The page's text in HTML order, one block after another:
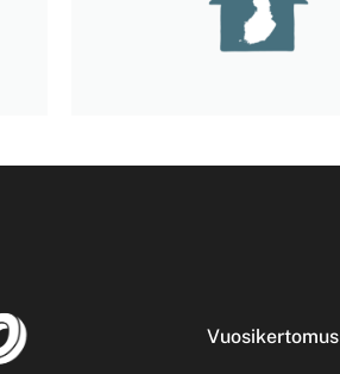
Vuosikertomus